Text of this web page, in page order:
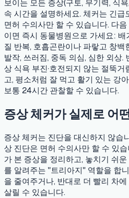
보이는 모든 증상(구토, 무기력, 식
속 시간을 설명하세요. 체커는 긴급
면허 수의사만 할 수 있습니다. 다
이면 즉시 동물병원으로 가세요:
질 반복, 호흡곤란이나 파랗고 창백
발작, 쓰러짐, 중독 의심, 심한 외상.
상 식욕 부진·호전되지 않는 절뚝
고, 평소처럼 잘 먹고 활기 있는 강
보통 24시간 관찰할 수 있습니다.
증상 체커가 실제로 어
증상 체커는 진단을 대신하지 않습
상 진단은 면허 수의사만 할 수 있
가 본 증상을 정리하고, 놓치기 쉬
를 알려주는 "트리아지" 역할을 합
을 줄여주거나, 반대로 더 빨리 차
살릴 수 있습니다.